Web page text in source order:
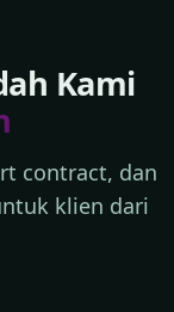
Kami
contract, dan
klien dari